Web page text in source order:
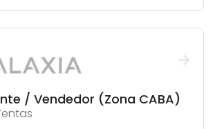
/ Vendedor (Zona CABA)